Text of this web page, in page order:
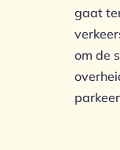
gaat
om de